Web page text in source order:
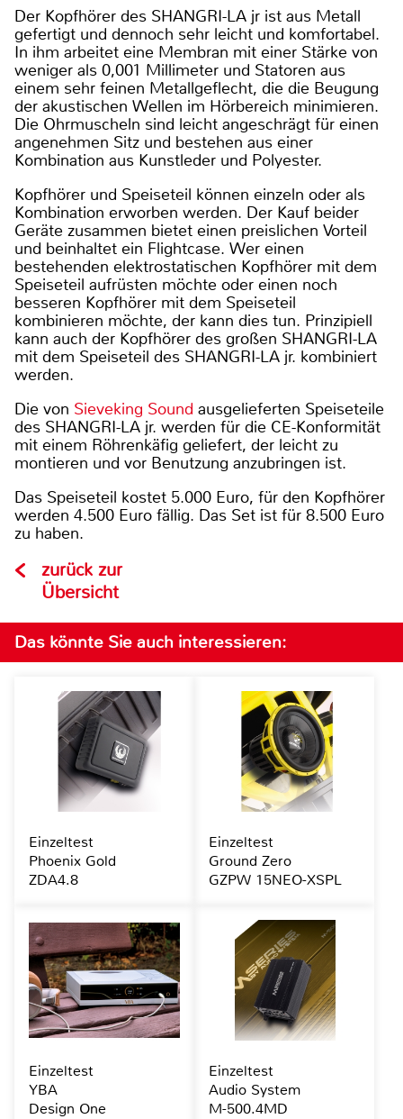
Der Kopfhörer des SHANGRI-LA jr ist aus Metall
gefertigt und dennoch sehr leicht und komfortabel.
In ihm arbeitet eine Membran mit einer Stärke von
weniger als 0,001 Millimeter und Statoren aus
einem sehr feinen Metallgeflecht, die die Beugung
der akustischen Wellen im Hörbereich minimieren.
Die Ohrmuscheln sind leicht angeschrägt für einen
angenehmen Sitz und bestehen aus einer
Kombination aus Kunstleder und Polyester.
Kopfhörer und Speiseteil können einzeln oder als
Kombination erworben werden. Der Kauf beider
Geräte zusammen bietet einen preislichen Vorteil
und beinhaltet ein Flightcase. Wer einen
bestehenden elektrostatischen Kopfhörer mit dem
Speiseteil aufrüsten möchte oder einen noch
besseren Kopfhörer mit dem Speiseteil
kombinieren möchte, der kann dies tun. Prinzipiell
kann auch der Kopfhörer des großen SHANGRI-LA
mit dem Speiseteil des SHANGRI-LA jr. kombiniert
werden.
Die von Sieveking Sound ausgelieferten Speiseteile
des SHANGRI-LA jr. werden für die CE-Konformität
mit einem Röhrenkäfig geliefert, der leicht zu
montieren und vor Benutzung anzubringen ist.
Das Speiseteil kostet 5.000 Euro, für den Kopfhörer
werden 4.500 Euro fällig. Das Set ist für 8.500 Euro
zu haben.
zurück zur
Übersicht
Das könnte Sie auch interessieren:
Einzeltest
Phoenix Gold
ZDA4.8
Einzeltest
Ground Zero
GZPW 15NEO-XSPL
Einzeltest
YBA
Design One
Einzeltest
Audio System
M-500.4MD